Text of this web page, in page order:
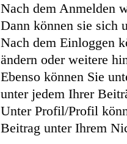
Nach dem Anmelden
Dann können sie sich
Nach dem Einloggen
ändern oder weitere
Ebenso können Sie
unter jedem Ihrer
Unter Profil/Profil
Beitrag unter Ihrem